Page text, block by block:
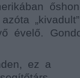
évelő.
ez a